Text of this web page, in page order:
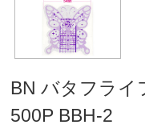
BN バタフライ
500P BBH-2